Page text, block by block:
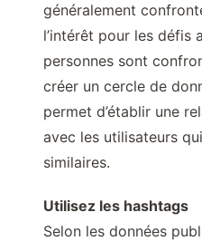
généralement
l’intérêt pour les défis
personnes sont
créer un cercle de
permet d’établir une
avec les utilisateurs
similaires.
Utilisez les hashtags
Selon les données